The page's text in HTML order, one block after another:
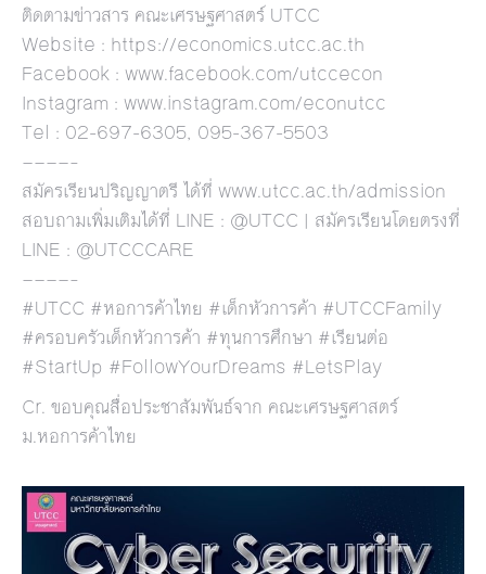
ติดตามข่าวสาร คณะเศรษฐศาสตร์ UTCC
Website : https://economics.utcc.ac.th
Facebook : www.facebook.com/utccecon
Instagram : www.instagram.com/econutcc
Tel : 02-697-6305, 095-367-5503
————–
สมัครเรียนปริญญาตรี ได้ที่ www.utcc.ac.th/admission
สอบถามเพิ่มเติมได้ที่ LINE : @UTCC | สมัครเรียนโดยตรงที่
LINE : @UTCCCARE
————–
#UTCC #หอการค้าไทย #เด็กหัวการค้า #UTCCFamily
#ครอบครัวเด็กหัวการค้า #ทุนการศึกษา #เรียนต่อ
#StartUp #FollowYourDreams #LetsPlay
Cr. ขอบคุณสื่อประชาสัมพันธ์จาก คณะเศรษฐศาสตร์
ม.หอการค้าไทย